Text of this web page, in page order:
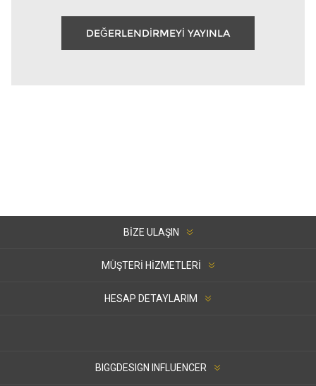
BIZE ULAŞIN
MÜŞTERI HIZMETLERI
HESAP DETAYLARIM
BIGGDESIGN INFLUENCER